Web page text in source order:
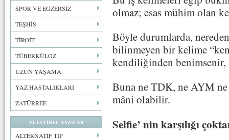
SPOR VE EGZERSİZ
TEŞHİS
TİROİT
TÜBERKÜLOZ
UZUN YAŞAMA
YAZ HASTALIKLARI
ZATÜRREE
ELEŞTİREL YAZILAR
ALTERNATİF TIP
olmaz; esas mühim olan
Böyle durumlarda,
bilinmeyen bir kelime
kendiliğinden benimsenir,
Buna ne TDK, ne AYM
mâni olabilir.
Selfie’ nin karşılığı